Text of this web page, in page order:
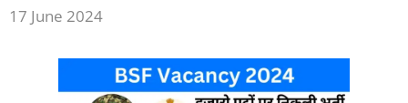
17 June 2024